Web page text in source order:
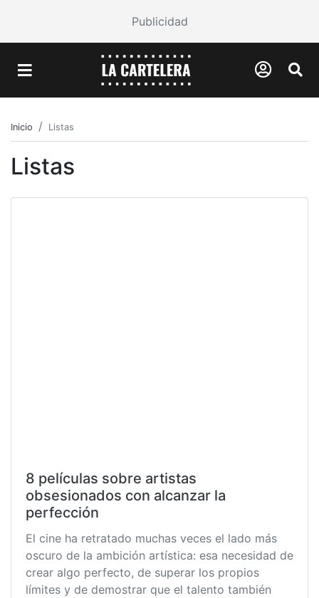
Publicidad
Inicio Listas
Listas
8 películas sobre artistas
obsesionados con alcanzar la
perfección
El cine ha retratado muchas veces el lado más
oscuro de la ambición artística: esa necesidad de
crear algo perfecto, de superar los propios
límites y de demostrar que el talento también